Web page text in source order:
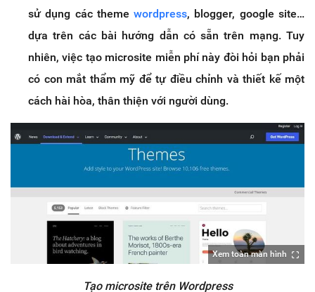
sử dụng các themewordpress, blogger, google site…
dựa trên các bài hướng dẫn có sẵn trên mạng. Tuy
nhiên, việc tạo microsite miễn phí này đòi hỏi bạn phải
có con mắt thẩm mỹ để tự điều chỉnh và thiết kế một
cách hài hòa, thân thiện với người dùng.
Xem toàn màn hình
Tạo microsite trên Wordpress